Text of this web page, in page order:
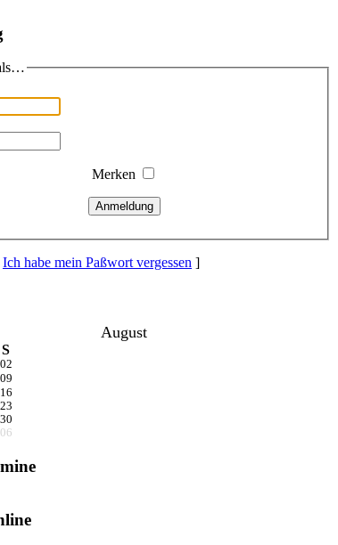
Merken
Anmeldung
Ich habe mein Paßwort vergessen ]
August
S
02
09
16
23
30
06